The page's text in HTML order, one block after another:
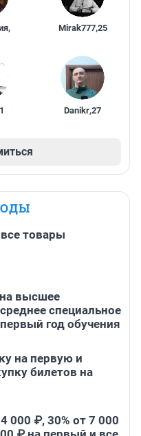
,
Mirak777,25
Danikr,27
товары
высшее
специальное
год обучения
на первую и
билетов на
000 ₽, 30% от 7 000